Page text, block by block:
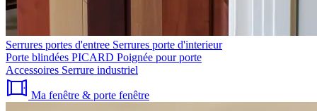
Serrures portes d'entree Serrures porte d'interieur
Porte blindées PICARD Poignée pour porte
Accessoires Serrure industriel
Ma fenêtre & porte fenêtre